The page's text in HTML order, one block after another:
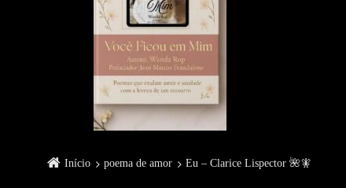
Início poema de amor Eu – Clarice Lispector 🌺🧚